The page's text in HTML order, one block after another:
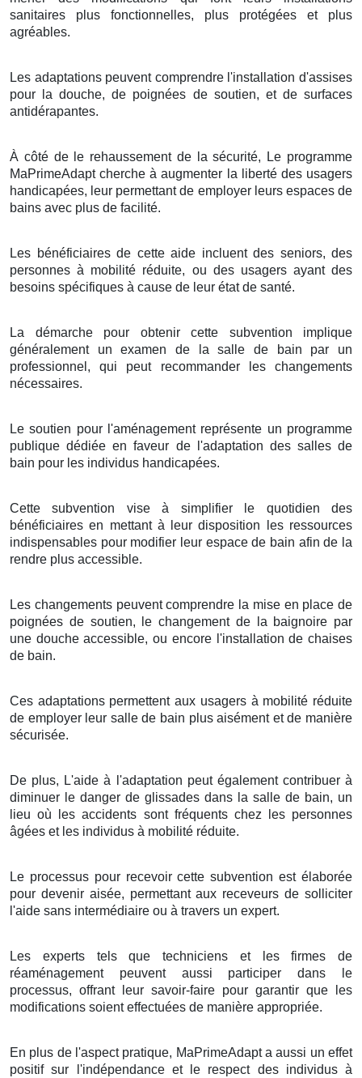
sanitaires plus fonctionnelles, plus protégées et plus
agréables.
Les adaptations peuvent comprendre l'installation d'assises
pour la douche, de poignées de soutien, et de surfaces
antidérapantes.
À côté de le rehaussement de la sécurité, Le programme
MaPrimeAdapt cherche à augmenter la liberté des usagers
handicapées, leur permettant de employer leurs espaces de
bains avec plus de facilité.
Les bénéficiaires de cette aide incluent des seniors, des
personnes à mobilité réduite, ou des usagers ayant des
besoins spécifiques à cause de leur état de santé.
La démarche pour obtenir cette subvention implique
généralement un examen de la salle de bain par un
professionnel, qui peut recommander les changements
nécessaires.
Le soutien pour l'aménagement représente un programme
publique dédiée en faveur de l'adaptation des salles de
bain pour les individus handicapées.
Cette subvention vise à simplifier le quotidien des
bénéficiaires en mettant à leur disposition les ressources
indispensables pour modifier leur espace de bain afin de la
rendre plus accessible.
Les changements peuvent comprendre la mise en place de
poignées de soutien, le changement de la baignoire par
une douche accessible, ou encore l'installation de chaises
de bain.
Ces adaptations permettent aux usagers à mobilité réduite
de employer leur salle de bain plus aisément et de manière
sécurisée.
De plus, L'aide à l'adaptation peut également contribuer à
diminuer le danger de glissades dans la salle de bain, un
lieu où les accidents sont fréquents chez les personnes
âgées et les individus à mobilité réduite.
Le processus pour recevoir cette subvention est élaborée
pour devenir aisée, permettant aux receveurs de solliciter
l'aide sans intermédiaire ou à travers un expert.
Les experts tels que techniciens et les firmes de
réaménagement peuvent aussi participer dans le
processus, offrant leur savoir-faire pour garantir que les
modifications soient effectuées de manière appropriée.
En plus de l'aspect pratique, MaPrimeAdapt a aussi un effet
positif sur l'indépendance et le respect des individus à